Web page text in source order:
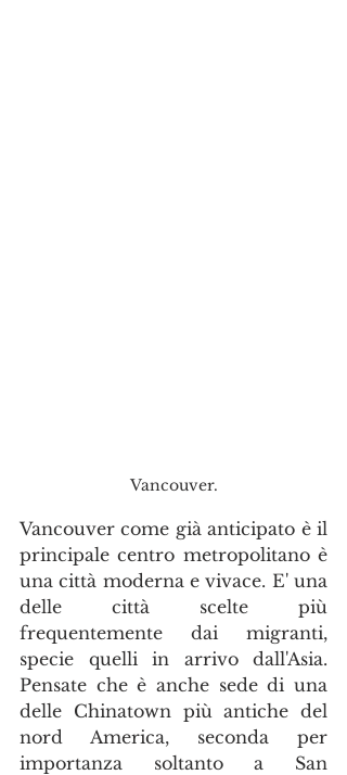
Vancouver.
Vancouver come già anticipato è il
principale centro metropolitano è
una città moderna e vivace. E' una
delle città scelte più
frequentemente dai migranti,
specie quelli in arrivo dall'Asia.
Pensate che è anche sede di una
delle Chinatown più antiche del
nord America, seconda per
importanza soltanto a San